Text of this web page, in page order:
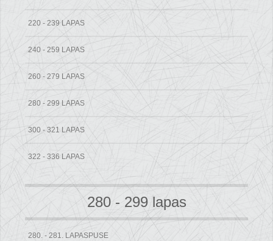
220 - 239 LAPAS
240 - 259 LAPAS
260 - 279 LAPAS
280 - 299 LAPAS
300 - 321 LAPAS
322 - 336 LAPAS
280 - 299 lapas
280. - 281. LAPASPUSE